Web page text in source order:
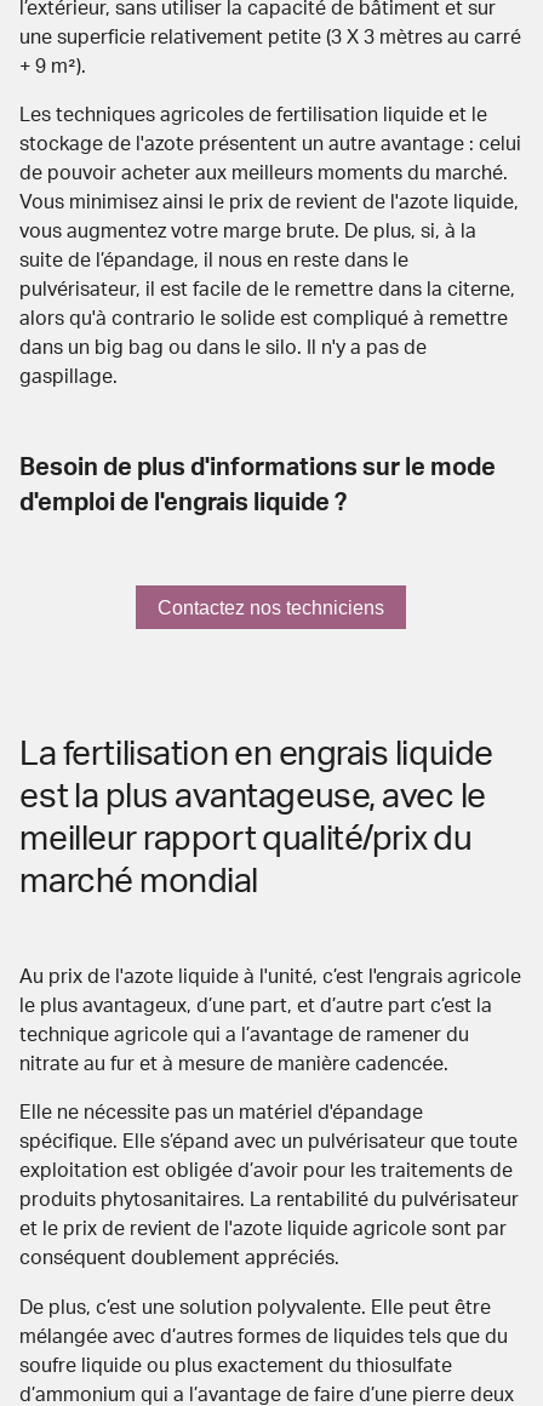
l’extérieur, sans utiliser la capacité de bâtiment et sur
une superficie relativement petite (3 X 3 mètres au carré
+ 9 m²).
Les techniques agricoles de fertilisation liquide et le
stockage de l'azote présentent un autre avantage : celui
de pouvoir acheter aux meilleurs moments du marché.
Vous minimisez ainsi le prix de revient de l'azote liquide,
vous augmentez votre marge brute. De plus, si, à la
suite de l’épandage, il nous en reste dans le
pulvérisateur, il est facile de le remettre dans la citerne,
alors qu'à contrario le solide est compliqué à remettre
dans un big bag ou dans le silo. Il n'y a pas de
gaspillage.
Besoin de plus d'informations sur le mode
d'emploi de l'engrais liquide ?
Contactez nos techniciens
La fertilisation en engrais liquide
est la plus avantageuse, avec le
meilleur rapport qualité/prix du
marché mondial
Au prix de l'azote liquide à l'unité, c’est l'engrais agricole
le plus avantageux, d’une part, et d’autre part c’est la
technique agricole qui a l’avantage de ramener du
nitrate au fur et à mesure de manière cadencée.
Elle ne nécessite pas un matériel d'épandage
spécifique. Elle s’épand avec un pulvérisateur que toute
exploitation est obligée d’avoir pour les traitements de
produits phytosanitaires. La rentabilité du pulvérisateur
et le prix de revient de l'azote liquide agricolesont par
conséquent doublement appréciés.
De plus, c’est une solution polyvalente. Elle peut être
mélangée avec d’autres formes de liquides tels que du
soufre liquide ou plus exactement du thiosulfate
d’ammonium qui a l’avantage de faire d’une pierre deux